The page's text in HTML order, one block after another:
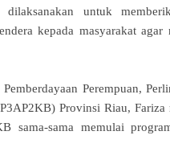
untuk
kepada masyarakat
Perempuan,
Provinsi Riau,
sama-sama memulai